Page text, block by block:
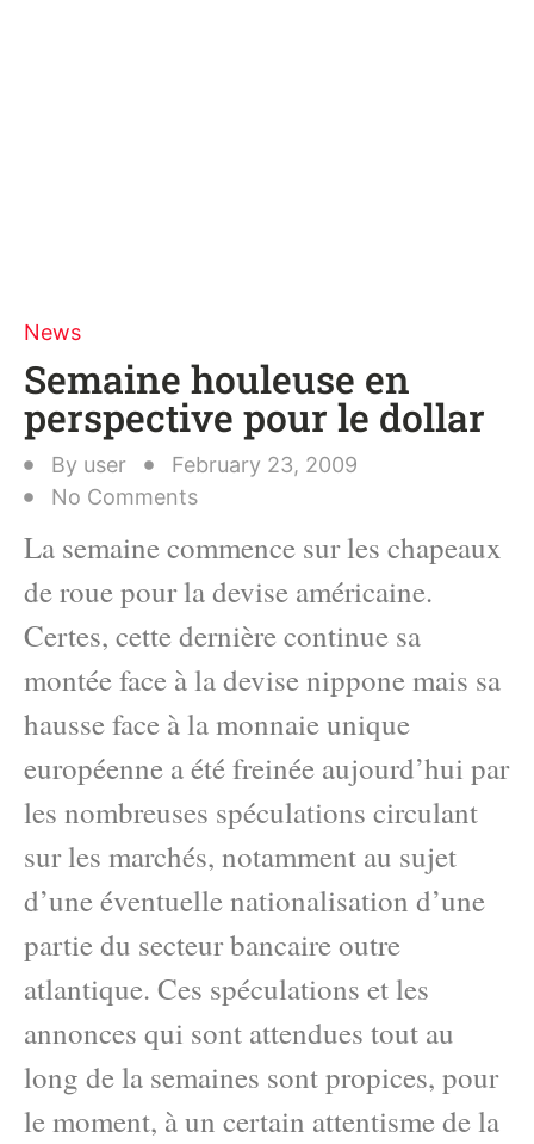
News
Semaine houleuse en
perspective pour le dollar
By user
February 23, 2009
No Comments
La semaine commence sur les chapeaux
de roue pour la devise américaine.
Certes, cette dernière continue sa
montée face à la devise nippone mais sa
hausse face à la monnaie unique
européenne a été freinée aujourd’hui par
les nombreuses spéculations circulant
sur les marchés, notamment au sujet
d’une éventuelle nationalisation d’une
partie du secteur bancaire outre
atlantique. Ces spéculations et les
annonces qui sont attendues tout au
long de la semaines sont propices, pour
le moment, à un certain attentisme de la